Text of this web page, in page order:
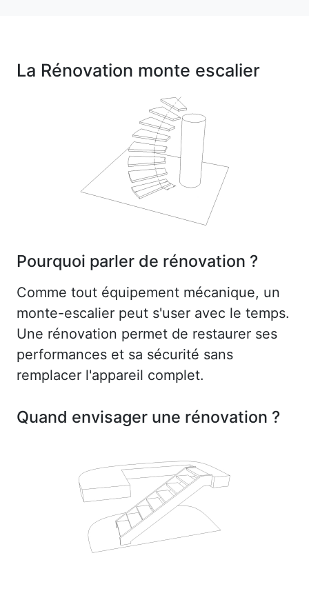
La Rénovation monte escalier
Pourquoi parler de rénovation ?
Comme tout équipement mécanique, un
monte-escalier peut s'user avec le temps.
Une rénovation permet de restaurer ses
performances et sa sécurité sans
remplacer l'appareil complet.
Quand envisager une rénovation ?